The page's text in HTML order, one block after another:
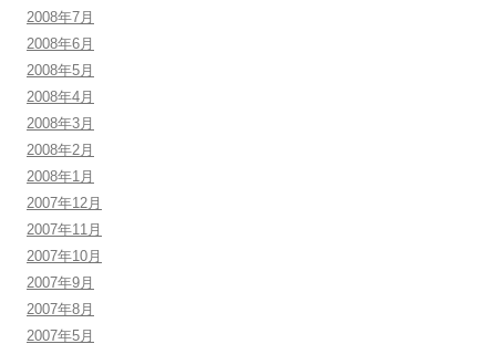
2008年7月
2008年6月
2008年5月
2008年4月
2008年3月
2008年2月
2008年1月
2007年12月
2007年11月
2007年10月
2007年9月
2007年8月
2007年5月